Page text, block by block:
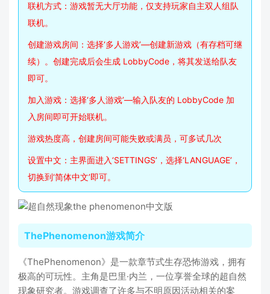
联机方式：游戏暂无大厅功能，仅支持玩家自主双人组队
联机。
创建游戏房间：选择‘多人游戏’—创建新游戏（有存档可继
续）。创建完成后会生成 LobbyCode，将其发送给队友
即可。
加入游戏：选择‘多人游戏’—输入队友的 LobbyCode 加
入房间即可开始联机。
游戏热度高，创建房间可能失败或满员，可多试几次
设置中文：主界面进入‘SETTINGS’，选择‘LANGUAGE’，
切换到‘简体中文’即可。
ThePhenomenon游戏简介
《ThePhenomenon》是一款章节式生存恐怖游戏，拥有
极高的可玩性。主角是巴里·内兰，一位享誉全球的超自然
现象研究者。游戏调查了许多与不明原因活动相关的案